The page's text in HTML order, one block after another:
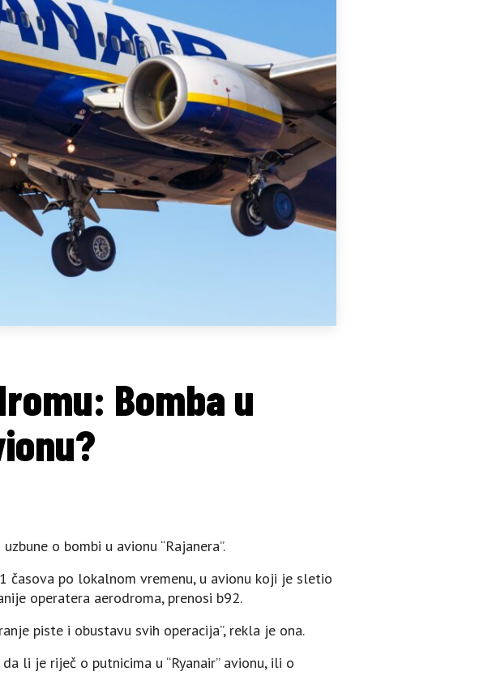
Bomba u
o bombi u avionu “Rajanera”.
časova po lokalnom vremenu, u avionu koji je sletio
operatera aerodroma, prenosi b92.
piste i obustavu svih operacija”, rekla je ona.
li je riječ o putnicima u “Ryanair” avionu, ili o